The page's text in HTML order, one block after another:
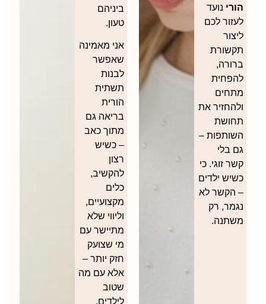
הורי נועד
לעזור לכם
ליצור
תקשורת
ברורה,
להפחית
מתחים
ולהחזיר את
תחושת
השותפות –
גם בלי
קשר זוגי. כי
כשיש ילדים
– הקשר לא
נגמר, רק
משתנה.
ביניהם
טעון.
אני מאמינה
שאפשר
לבנות
תשתית
הורית
בריאה גם
מתוך כאב
– כשיש
רצון
להקשיב,
כלים
מקצועיים,
וליווי שלא
מתיישר עם
מי שצועק
חזק יותר –
אלא עם מה
שטוב
לילדים.